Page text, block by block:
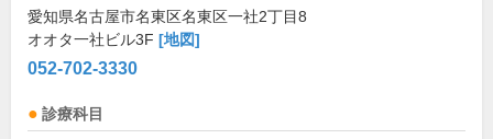
愛知県名古屋市名東区名東区一社2丁目8
オオタ一社ビル3F [地図]
052-702-3330
診療科目